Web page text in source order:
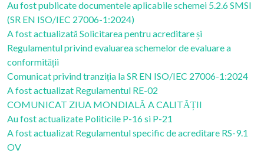
Au fost publicate documentele aplicabile schemei 5.2.6 SMSI
(SR EN ISO/IEC 27006-1:2024)
A fost actualizată Solicitarea pentru acreditare și
Regulamentul privind evaluarea schemelor de evaluare a
conformității
Comunicat privind tranziția la SR EN ISO/IEC 27006-1:2024
A fost actualizat Regulamentul RE-02
COMUNICAT ZIUA MONDIALĂ A CALITĂȚII
Au fost actualizate Politicile P-16 si P-21
A fost actualizat Regulamentul specific de acreditare RS-9.1
OV